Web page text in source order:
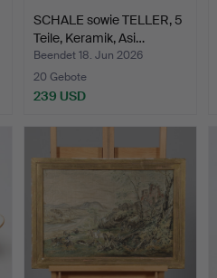
SCHALE sowie TELLER, 5
Teile, Keramik, Asi…
Beendet 18. Jun 2026
20 Gebote
239 USD